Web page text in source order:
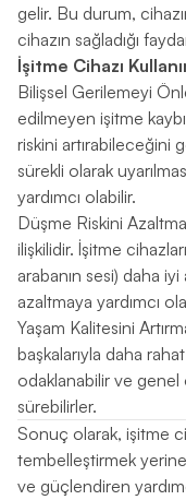
gelir. Bu durum,
cihazın sağladığı
İşitme Cihazı
Bilişsel Gerilemeyi
edilmeyen işitme
riskini artırabileceğini
sürekli olarak
yardımcı olabilir.
Düşme Riskini
ilişkilidir. İşitme
arabanın sesi) daha iyi
azaltmaya yardımcı
Yaşam Kalitesini
başkalarıyla daha
odaklanabilir ve genel
sürebilirler.
Sonuç olarak, işitme
tembelleştirmek
ve güçlendiren